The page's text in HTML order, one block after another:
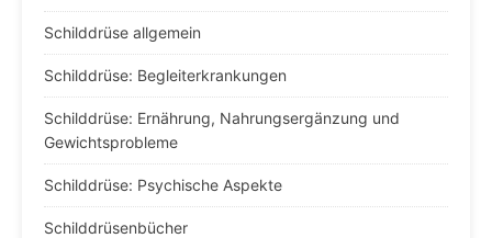
Schilddrüse allgemein
Schilddrüse: Begleiterkrankungen
Schilddrüse: Ernährung, Nahrungsergänzung und
Gewichtsprobleme
Schilddrüse: Psychische Aspekte
Schilddrüsenbücher